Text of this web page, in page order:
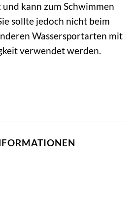
kann zum Schwimmen
sollte jedoch nicht beim
Wassersportarten mit
verwendet werden.